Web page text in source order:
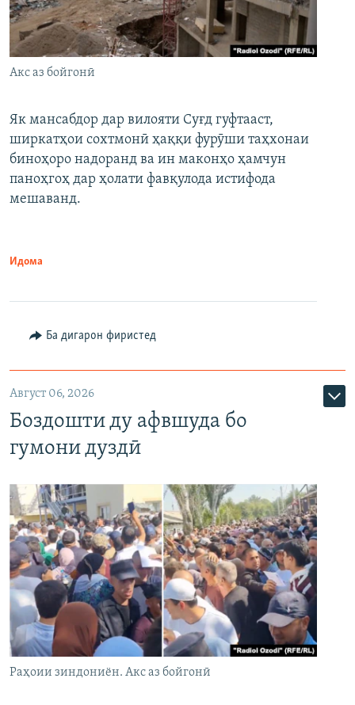
Акс аз бойгонӣ
Як мансабдор дар вилояти Суғд гуфтааст,
ширкатҳои сохтмонӣ ҳаққи фурӯши таҳхонаи
биноҳоро надоранд ва ин маконҳо ҳамчун
паноҳгоҳ дар ҳолати фавқулода истифода
мешаванд.
Идома
Ба дигарон фиристед
Август 06, 2026
Боздошти ду афвшуда бо
гумони дуздӣ
Раҳоии зиндониён. Акс аз бойгонӣ